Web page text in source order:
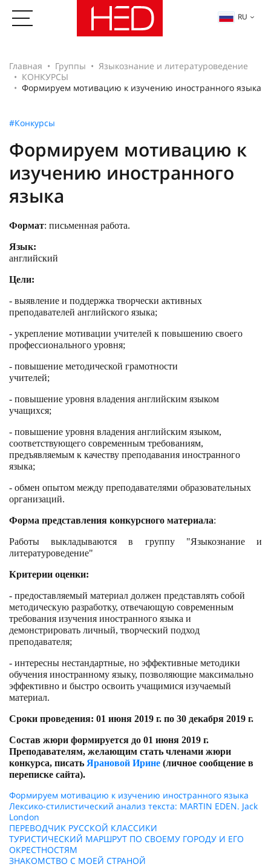
RU
Главная Группы
Языкознание и литературоведение
КОНКУРСЫ
Формируем мотивацию к изучению иностранного языка
#Конкурсы
Формируем мотивацию к
изучению иностранного
языка
Формат: письменная работа.
Язык:
Цели:
- выявление и поддержка творчески активных
преподавателей английского языка;
- укрепление мотивации учителей к повышению своего
профессионального уровня;
- повышение методической грамотности
учителей;
- повышение уровня владения английским языком
учащихся;
- повышение уровня владения английским языком,
соответствующего современным требованиям,
предъявляемым к качеству преподавания иностранного
языка;
- обмен опытом между преподавателями образовательных
организаций.
Форма представления конкурсного материала:
Работы выкладываются в группу "Языкознание и
литературоведение"
Критерии оценки:
- предоставляемый материал должен представлять собой
методическую разработку, отвечающую современным
требования изучения иностранного языка и
демонстрировать личный, творческий подход
преподавателя;
- интересны нестандартные, но эффективные методики
обучения иностранному языку, позволяющие максимально
эффективно и быстро освоить учащимися изучаемый
материал.
Сроки проведения: 01 июня 2019 г. по 30 декабря 2019 г.
Состав жюри формируется до 01 июня 2019 г.
Преподавателям, желающим стать членами жюри
конкурса, писать Ярановой Ирине (личное сообщение в
переписке сайта).
Формируем мотивацию к изучению иностранного языка
Лексико-стилистический анализ текста: MARTIN EDEN. Jack
London
ПЕРЕВОДЧИК РУССКОЙ КЛАССИКИ
ТУРИСТИЧЕСКИЙ МАРШРУТ ПО СВОЕМУ ГОРОДУ И ЕГО
ОКРЕСТНОСТЯМ
ЗНАКОМСТВО С МОЕЙ СТРАНОЙ